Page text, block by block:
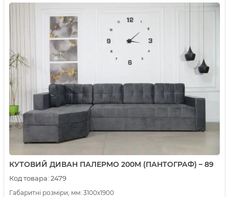
КУТОВИЙ ДИВАН ПАЛЕРМО 200М (ПАНТОГРАФ) – 89
Код товара: 2479
Габаритні розміри, мм: 3100х1900